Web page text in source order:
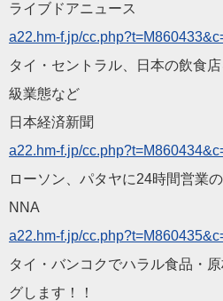
ライブドアニュース
a22.hm-f.jp/cc.php?t=M
タイ・セントラル、日本の飲食
級業態など
日本経済新聞
a22.hm-f.jp/cc.php?t=M
ローソン、パタヤに24時間営業
NNA
a22.hm-f.jp/cc.php?t=M
タイ・バンコクでハラル食品・
グします ！！